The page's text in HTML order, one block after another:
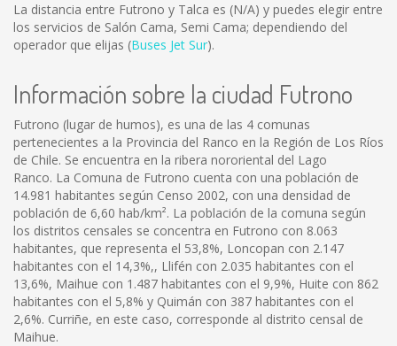
La distancia entre Futrono y Talca es (N/A) y puedes elegir entre
los servicios de Salón Cama, Semi Cama; dependiendo del
operador que elijas (Buses Jet Sur).
Información sobre la ciudad Futrono
Futrono (lugar de humos), es una de las 4 comunas
pertenecientes a la Provincia del Ranco en la Región de Los Ríos
de Chile. Se encuentra en la ribera nororiental del Lago
Ranco. La Comuna de Futrono cuenta con una población de
14.981 habitantes según Censo 2002, con una densidad de
población de 6,60 hab/km². La población de la comuna según
los distritos censales se concentra en Futrono con 8.063
habitantes, que representa el 53,8%, Loncopan con 2.147
habitantes con el 14,3%,, Llifén con 2.035 habitantes con el
13,6%, Maihue con 1.487 habitantes con el 9,9%, Huite con 862
habitantes con el 5,8% y Quimán con 387 habitantes con el
2,6%. Curriñe, en este caso, corresponde al distrito censal de
Maihue.